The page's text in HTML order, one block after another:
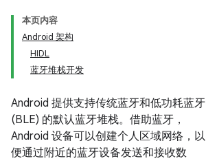
本页内容
Android 架构
HIDL
蓝牙堆栈开发
Android 提供支持传统蓝牙和低功耗蓝牙
(BLE) 的默认蓝牙堆栈。借助蓝牙，
Android 设备可以创建个人区域网络，以
便通过附近的蓝牙设备发送和接收数